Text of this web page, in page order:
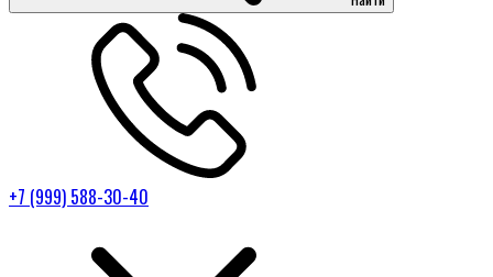
+7 (999) 588-30-40